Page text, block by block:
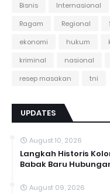
Bisnis Internasional
Ragam
Regional
ekonomi
hukum
kriminal
nasional
resep masakan
tni
UPDATES
August 10, 2026
Langkah Historis
Babak Baru
August 09, 2026